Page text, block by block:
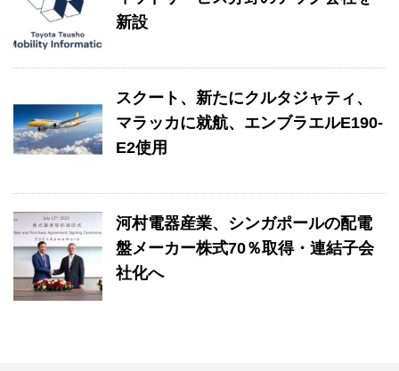
新設
スクート、新たにクルタジャティ、
マラッカに就航、エンブラエルE190-
E2使用
河村電器産業、シンガポールの配電
盤メーカー株式70％取得・連結子会
社化へ